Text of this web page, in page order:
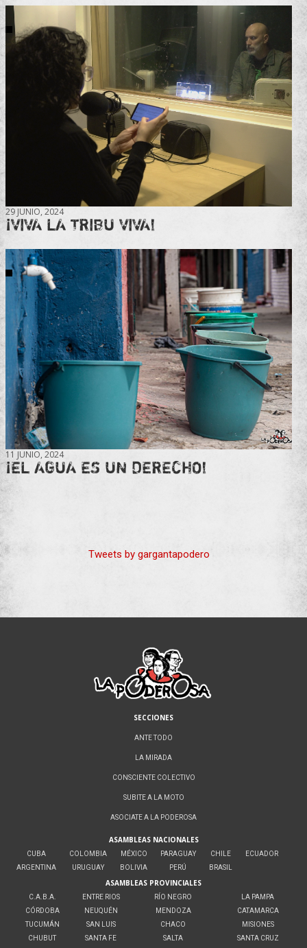
29 JUNIO, 2024
¡VIVA LA TRIBU VIVA!
11 JUNIO, 2024
¡EL AGUA ES UN DERECHO!
Tweets by gargantapodero
SECCIONES
ANTE TODO
LA MIRADA
CONSCIENTE COLECTIVO
SUBITE A LA MOTO
ASOCIATE A LA PODEROSA
ASAMBLEAS NACIONALES
CUBA
ARGENTINA
COLOMBIA
URUGUAY
MÉXICO
BOLIVIA
PARAGUAY
PERÚ
CHILE
BRASIL
ECUADOR
ASAMBLEAS PROVINCIALES
C.A.B.A.
CÓRDOBA
TUCUMÁN
CHUBUT
ENTRE RIOS
NEUQUÉN
SAN LUIS
SANTA FE
RÍO NEGRO
MENDOZA
CHACO
SALTA
LA PAMPA
CATAMARCA
MISIONES
SANTA CRUZ